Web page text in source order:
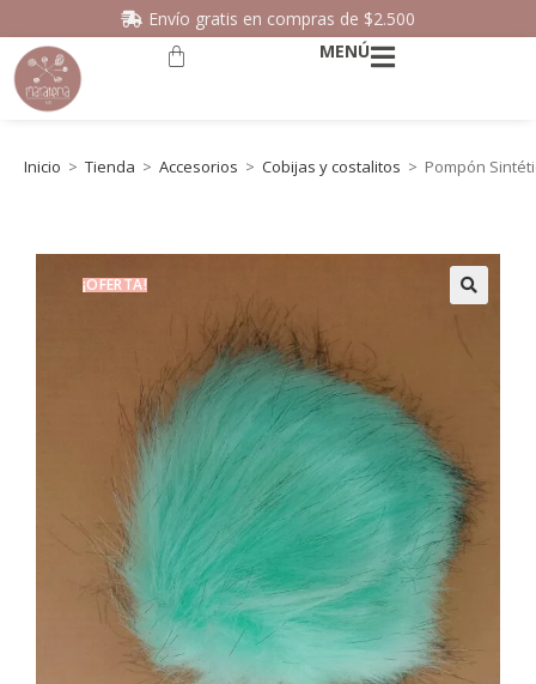
Envío gratis en compras de $2.500
MENÚ
Inicio > Tienda > Accesorios > Cobijas y costalitos > Pompón
¡OFERTA!